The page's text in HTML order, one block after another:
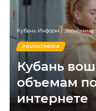
Кубань Информ /Экономика
ЭКОНОМИКА
Кубань
объемам
интернете